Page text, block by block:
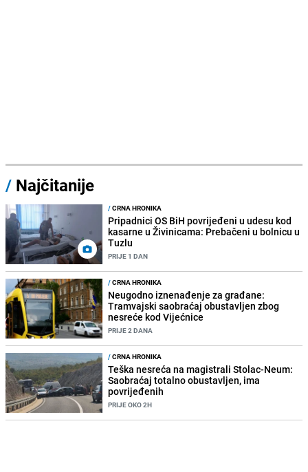
/ Najčitanije
/CRNA HRONIKA
Pripadnici OS BiH povrijeđeni u udesu kod
kasarne u Živinicama: Prebačeni u bolnicu u
Tuzlu
PRIJE 1 DAN
/CRNA HRONIKA
Neugodno iznenađenje za građane:
Tramvajski saobraćaj obustavljen zbog
nesreće kod Vijećnice
PRIJE 2 DANA
/CRNA HRONIKA
Teška nesreća na magistrali Stolac-Neum:
Saobraćaj totalno obustavljen, ima
povrijeđenih
PRIJE OKO 2H